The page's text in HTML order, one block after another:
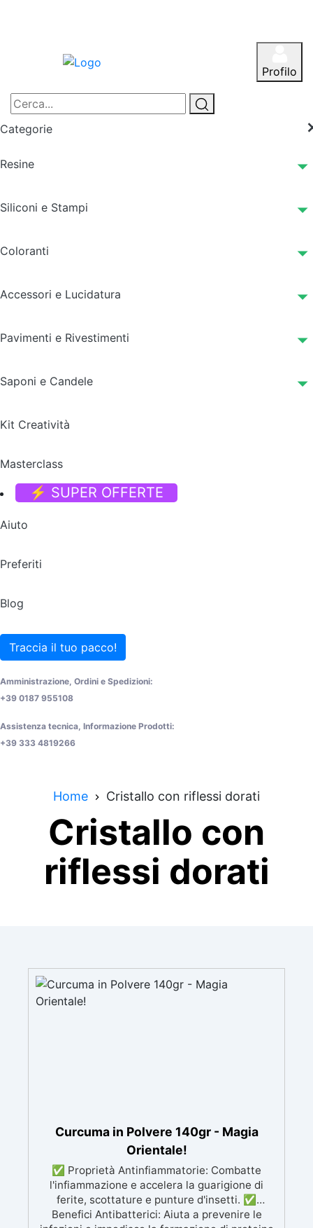
Profilo
Categorie
Resine
Siliconi e Stampi
Coloranti
Accessori e Lucidatura
Pavimenti e Rivestimenti
Saponi e Candele
Kit Creatività
Masterclass
⚡ SUPER OFFERTE
Aiuto
Preferiti
Blog
Traccia il tuo pacco!
Amministrazione, Ordini e Spedizioni:
+39 0187 955108
Assistenza tecnica, Informazione Prodotti:
+39 333 4819266
Home Cristallo con riflessi dorati
Cristallo con
riflessi dorati
Curcuma in Polvere 140gr - Magia
Orientale!
✅ Proprietà Antinfiammatorie: Combatte
l'infiammazione e accelera la guarigione di
ferite, scottature e punture d'insetti. ✅
Benefici Antibatterici: Aiuta a prevenire le